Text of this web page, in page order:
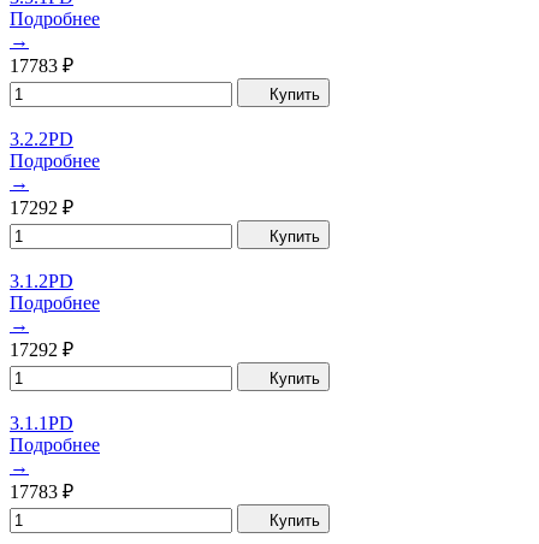
Подробнее
→
17783 ₽
Купить
3.2.2PD
Подробнее
→
17292 ₽
Купить
3.1.2PD
Подробнее
→
17292 ₽
Купить
3.1.1PD
Подробнее
→
17783 ₽
Купить